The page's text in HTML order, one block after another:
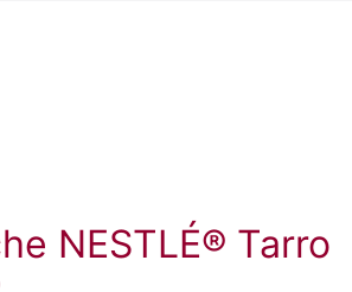
NESTLÉ® Tarro